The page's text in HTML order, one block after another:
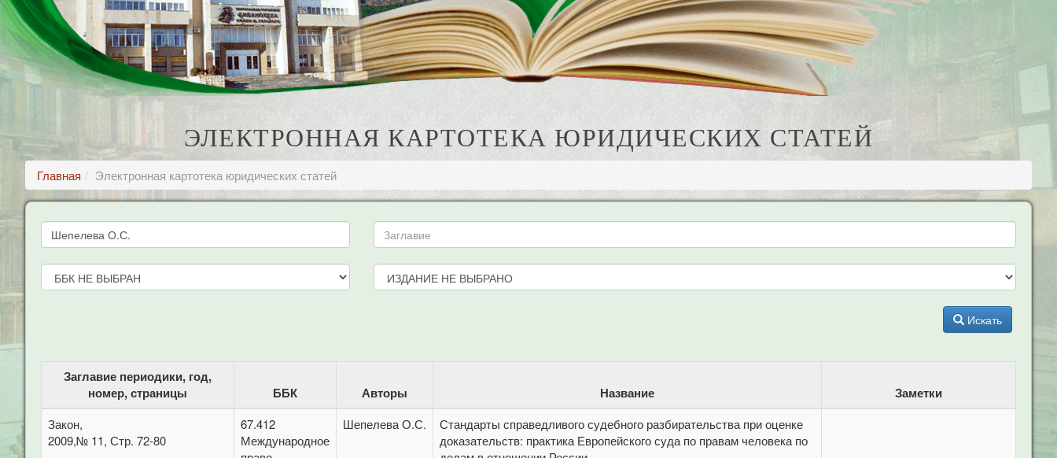
ЭЛЕКТРОННАЯ КАРТОТЕКА ЮРИДИЧЕСКИХ СТАТЕЙ
Главная Электронная картотека юридических статей
Искать
Заглавие периодики, год,
номер, страницы
ББК Авторы Название Заметки
Закон,
2009,№ 11, Стр. 72-80
67.412
Международное
Шепелева О.С.
Стандарты справедливого судебного разбирательства при оценке
доказательств: практика Европейского суда по правам человека по